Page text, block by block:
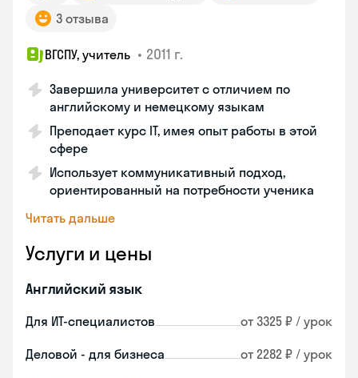
3 отзыва
ВГСПУ, учитель • 2011 г.
Завершила университет с отличием по
английскому и немецкому языкам
Преподает курс IT, имея опыт работы в этой
сфере
Использует коммуникативный подход,
ориентированный на потребности ученика
Читать дальше
Услуги и цены
Английский язык
Для ИТ-специалистов от 3325 ₽ / урок
Деловой - для бизнеса от 2282 ₽ / урок